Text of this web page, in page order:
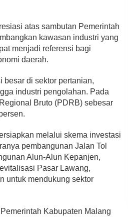
atas sambutan Pemerintah
kawasan industri yang
menjadi referensi bagi
daerah.
di sektor pertanian,
industri pengolahan. Pada
Bruto (PDRB) sebesar
melalui skema investasi
pembangunan Jalan Tol
Alun-Alun Kepanjen,
Pasar Lawang,
untuk mendukung sektor
Kabupaten Malang